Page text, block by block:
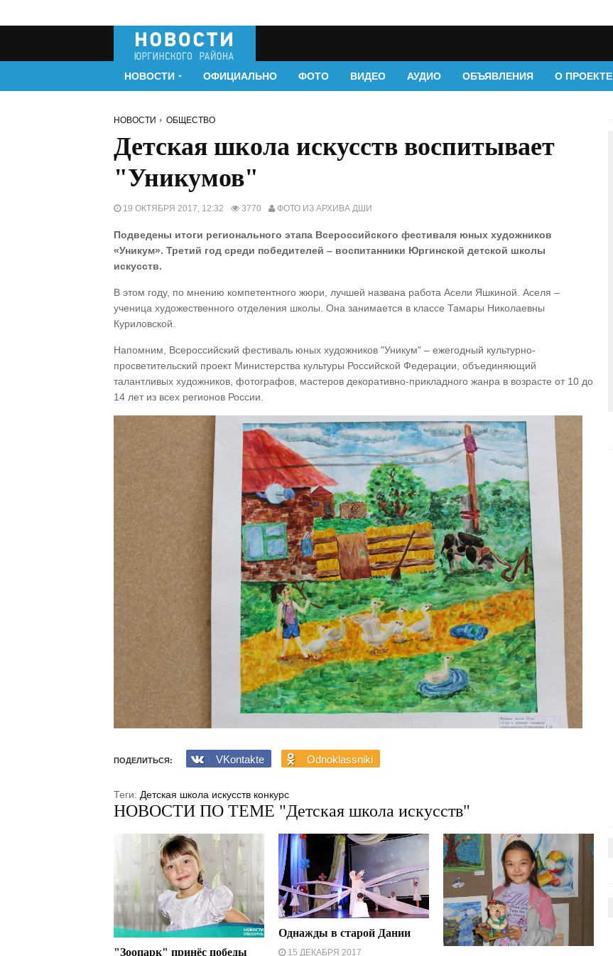
НОВОСТИ ОФИЦИАЛЬНО ФОТО ВИДЕО АУДИО ОБЪЯВЛЕНИЯ О ПРОЕКТЕ
НОВОСТИ ОБЩЕСТВО
Детская школа искусств воспитывает
"Уникумов"
19 ОКТЯБРЯ 2017, 12:32 3770 ФОТО ИЗ АРХИВА ДШИ
Подведены итоги регионального этапа Всероссийского фестиваля юных художников
«Уникум». Третий год среди победителей – воспитанники Юргинской детской школы
искусств.
В этом году, по мнению компетентного жюри, лучшей названа работа Асели Яшкиной. Аселя –
ученица художественного отделения школы. Она занимается в классе Тамары Николаевны
Куриловской.
Напомним, Всероссийский фестиваль юных художников "Уникум" – ежегодный культурно-
просветительский проект Министерства культуры Российской Федерации, объединяющий
талантливых художников, фотографов, мастеров декоративно-прикладного жанра в возрасте от 10 до
14 лет из всех регионов России.
ПОДЕЛИТЬСЯ: VKontakte Odnoklassniki
Теги: Детская школа искусств конкурс
НОВОСТИ ПО ТЕМЕ "Детская школа искусств"
"Зоопарк" принёс победы
Однажды в старой Дании
15 ДЕКАБРЯ 2017